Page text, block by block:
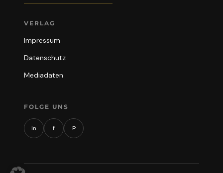
VERLAG
Impressum
Datenschutz
Mediadaten
FOLGE UNS
in f P